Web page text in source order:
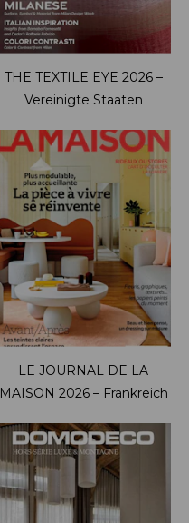
THE TEXTILE EYE 2026 –
Vereinigte Staaten
LE JOURNAL DE LA
MAISON 2026 – Frankreich